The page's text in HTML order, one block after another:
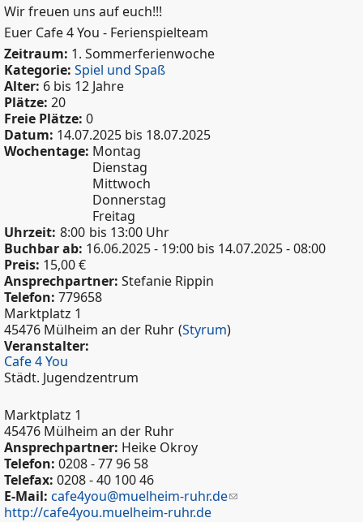
Wir freuen uns auf euch!!!
Euer Cafe 4 You - Ferienspielteam
Zeitraum: 1. Sommerferienwoche
Kategorie: Spiel und Spaß
Alter: 6 bis 12 Jahre
Plätze: 20
Freie Plätze: 0
Datum: 14.07.2025 bis 18.07.2025
Wochentage: Montag
Dienstag
Mittwoch
Donnerstag
Freitag
Uhrzeit: 8:00 bis 13:00 Uhr
Buchbar ab: 16.06.2025 - 19:00 bis 14.07.2025 - 08:00
Preis: 15,00 €
Ansprechpartner: Stefanie Rippin
Telefon: 779658
Marktplatz 1
45476 Mülheim an der Ruhr (Styrum)
Veranstalter:
Cafe 4 You
Städt. Jugendzentrum
Marktplatz 1
45476 Mülheim an der Ruhr
Ansprechpartner: Heike Okroy
Telefon: 0208 - 77 96 58
Telefax: 0208 - 40 100 46
E-Mail: cafe4you@muelheim-ruhr.de
http://cafe4you.muelheim-ruhr.de